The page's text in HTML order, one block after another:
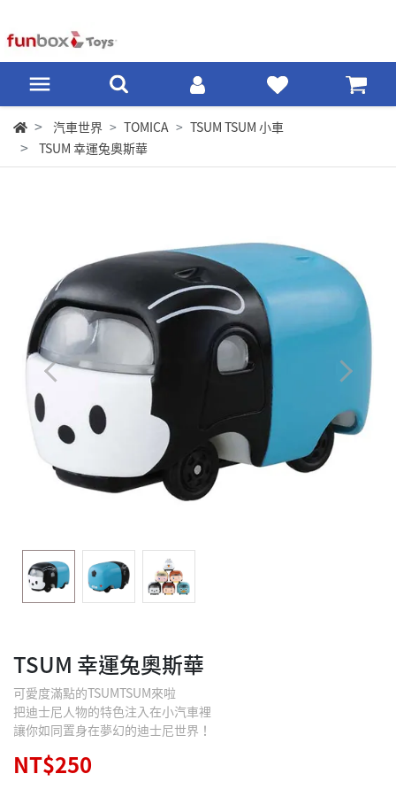
汽車世界 TOMICA
TSUM TSUM 小車
TSUM 幸運兔奧斯華
TSUM 幸運兔奧斯華
可愛度滿點的TSUMTSUM來啦
把迪士尼人物的特色注入在小汽車裡
讓你如同置身在夢幻的迪士尼世界！
NT$250